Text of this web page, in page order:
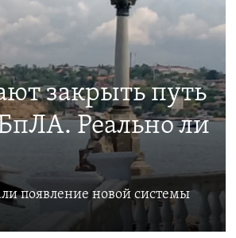
закрыть путь
Реально ли
появление новой системы